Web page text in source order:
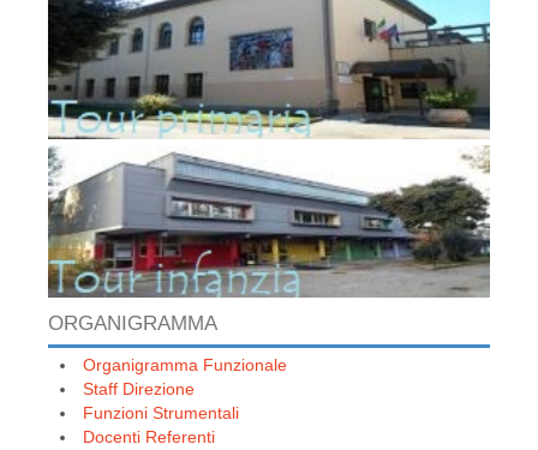
ORGANIGRAMMA
Organigramma Funzionale
Staff Direzione
Funzioni Strumentali
Docenti Referenti